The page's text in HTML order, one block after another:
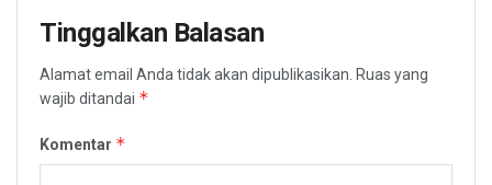
Tinggalkan Balasan
Alamat email Anda tidak akan dipublikasikan. Ruas yang
wajib ditandai *
Komentar *